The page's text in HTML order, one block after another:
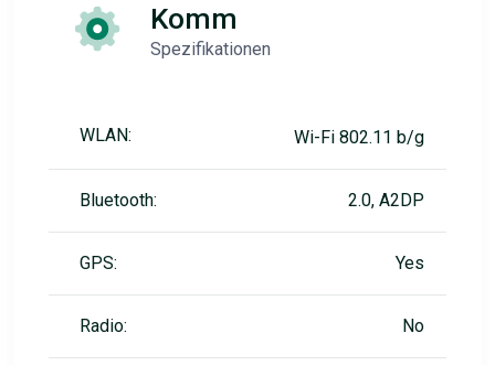
Komm
Spezifikationen
WLAN: Wi-Fi 802.11 b/g
Bluetooth: 2.0, A2DP
GPS: Yes
Radio: No